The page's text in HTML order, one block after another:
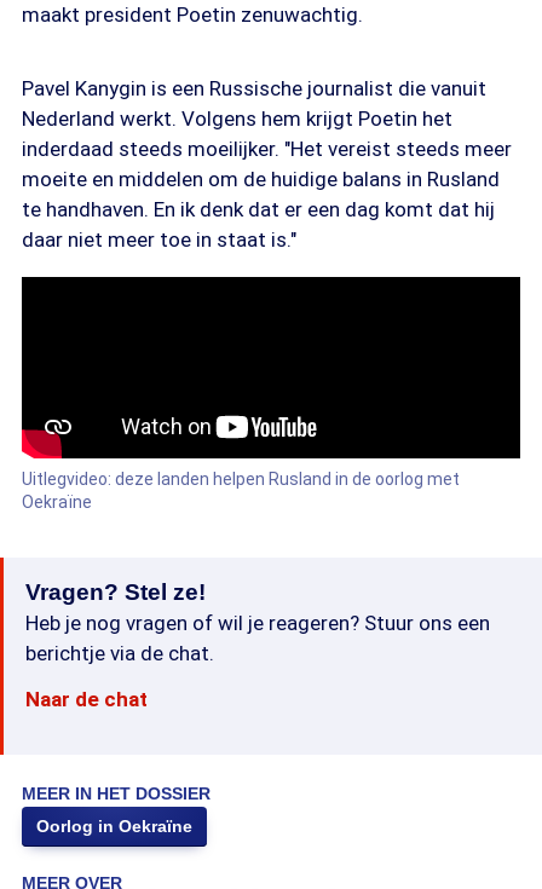
maakt president Poetin zenuwachtig.
Pavel Kanygin is een Russische journalist die vanuit
Nederland werkt. Volgens hem krijgt Poetin het
inderdaad steeds moeilijker. "Het vereist steeds meer
moeite en middelen om de huidige balans in Rusland
te handhaven. En ik denk dat er een dag komt dat hij
daar niet meer toe in staat is."
Uitlegvideo: deze landen helpen Rusland in de oorlog met
Oekraïne
Vragen? Stel ze!
Heb je nog vragen of wil je reageren? Stuur ons een
berichtje via de chat.
Naar de chat
MEER IN HET DOSSIER
Oorlog in Oekraïne
MEER OVER